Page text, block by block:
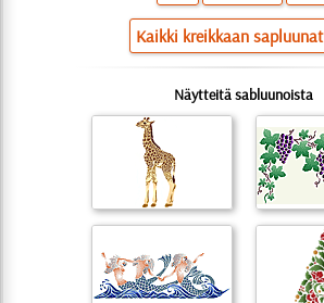
Kaikki kreikkaan sapluunat
Näytteitä sabluunoista